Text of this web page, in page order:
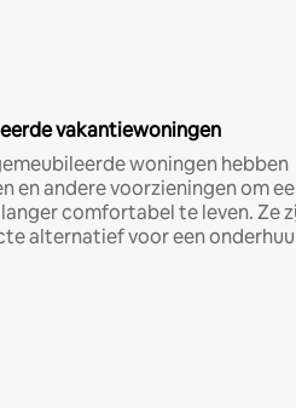
vakantiewoningen
woningen hebben
en andere voorzieningen om
comfortabel te leven. Ze
alternatief voor een